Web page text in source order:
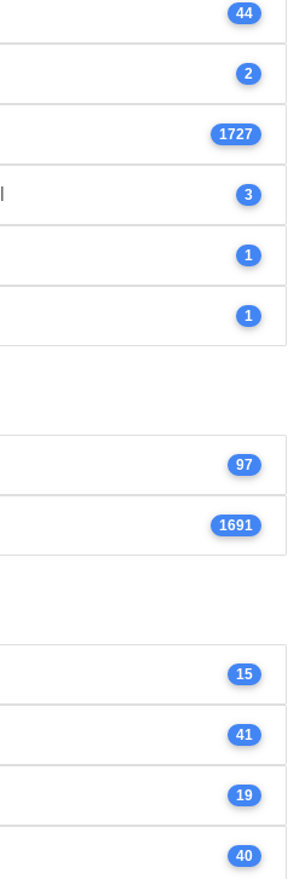
44
2
1727
3
1
1
97
1691
15
41
19
40